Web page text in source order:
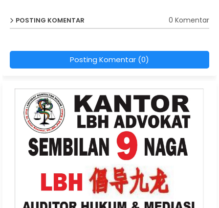
POSTING KOMENTAR 0 Komentar
Posting Komentar (0)